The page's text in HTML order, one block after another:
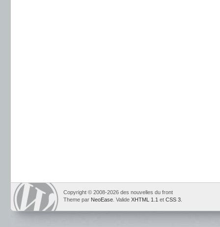
Copyright © 2008-2026 des nouvelles du front
Theme par NeoEase . Valide XHTML 1.1 et CSS 3